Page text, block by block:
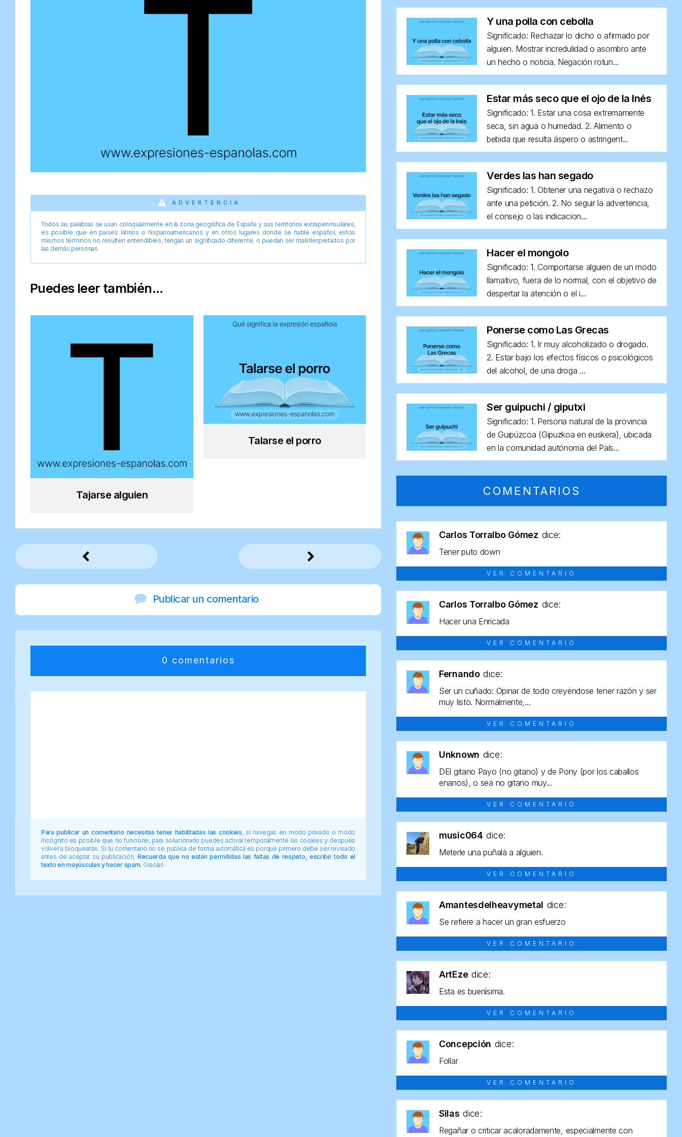
ADVERTENCIA
Todos las palabras se usan coloquialmente en la zona geográfica de España y sus territorios extrapeninsulares,
es posible que en países latinos o hispanoamericanos y en otros lugares donde se hable español, estos
mismos términos no resulten entendibles, tengan un significado diferente, o puedan ser malinterpretados por
las demás personas
Puedes leer también...
Tajarse alguien
Talarse el porro
Publicar un comentario
0 comentarios
Para publicar un comentario necesitas tener habilitadas las cookies , si navegas en modo privado o modo
incógnito es posible que no funcione, para solucionarlo puedes activar temporalmente las cookies y después
volver a bloquearlas. Si tu comentario no se publica de forma automática es porque primero debe ser revisado
antes de aceptar su publicación. Recuerda que no están permitidas las faltas de respeto, escribir todo el
texto en mayúsculas y hacer spam. Gracias.
Y una polla con cebolla
Significado: Rechazar lo dicho o afirmado por
alguien. Mostrar incredulidad o asombro ante
un hecho o noticia. Negación rotun...
Estar más seco que el ojo de la Inés
Significado: 1. Estar una cosa extremamente
seca, sin agua o humedad. 2. Alimento o
bebida que resulta áspero o astringent...
Verdes las han segado
Significado: 1. Obtener una negativa o rechazo
ante una petición. 2. No seguir la advertencia,
el consejo o las indicacion...
Hacer el mongolo
Significado: 1. Comportarse alguien de un modo
llamativo, fuera de lo normal, con el objetivo de
despertar la atención o el i...
Ponerse como Las Grecas
Significado: 1. Ir muy alcoholizado o drogado.
2. Estar bajo los efectos físicos o psicológicos
del alcohol, de una droga ...
Ser guipuchi / giputxi
Significado: 1. Persona natural de la provincia
de Guipúzcoa (Gipuzkoa en euskera), ubicada
en la comunidad autónoma del País...
COMENTARIOS
Carlos Torralbo Gómez dice:
Tener puto down
VER COMENTARIO
Carlos Torralbo Gómez dice:
Hacer una Enricada
VER COMENTARIO
Fernando dice:
Ser un cuñado: Opinar de todo creyéndose tener razón y ser
muy listo. Normalmente,...
VER COMENTARIO
Unknown dice:
DEl gitano Payo (no gitano) y de Pony (por los caballos
enanos), o sea no gitano muy...
VER COMENTARIO
music064 dice:
Meterle una puñalá a alguien.
VER COMENTARIO
Amantesdelheavymetal dice:
Se refiere a hacer un gran esfuerzo
VER COMENTARIO
ArtEze dice:
Esta es buenísima.
VER COMENTARIO
Concepción dice:
Follar
VER COMENTARIO
Silas dice:
Regañar o criticar acaloradamente, especialmente con